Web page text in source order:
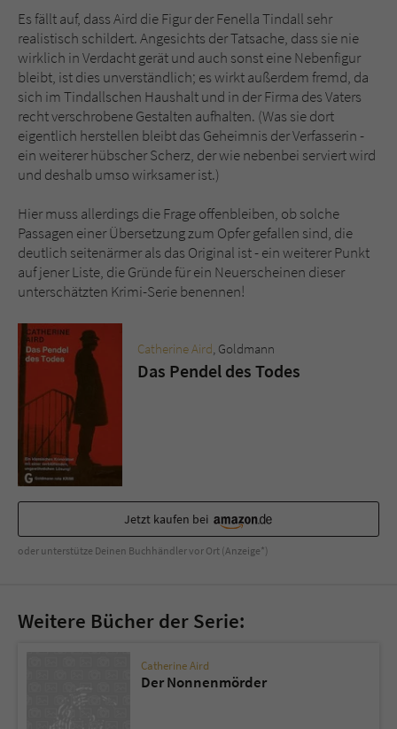
Es fällt auf, dass Aird die Figur der Fenella Tindall sehr
realistisch schildert. Angesichts der Tatsache, dass sie nie
wirklich in Verdacht gerät und auch sonst eine Nebenfigur
bleibt, ist dies unverständlich; es wirkt außerdem fremd, da
sich im Tindallschen Haushalt und in der Firma des Vaters
recht verschrobene Gestalten aufhalten. (Was sie dort
eigentlich herstellen bleibt das Geheimnis der Verfasserin -
ein weiterer hübscher Scherz, der wie nebenbei serviert wird
und deshalb umso wirksamer ist.)
Hier muss allerdings die Frage offenbleiben, ob solche
Passagen einer Übersetzung zum Opfer gefallen sind, die
deutlich seitenärmer als das Original ist - ein weiterer Punkt
auf jener Liste, die Gründe für ein Neuerscheinen dieser
unterschätzten Krimi-Serie benennen!
Catherine Aird, Goldmann
Das Pendel des Todes
Jetzt kaufen bei
oder unterstütze Deinen Buchhändler vor Ort (Anzeige*)
Weitere Bücher der Serie:
Catherine Aird
Der Nonnenmörder